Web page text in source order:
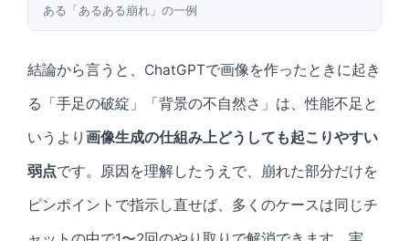
ある「あるある崩れ」の一例
結論から言うと、ChatGPTで画像を作ったときに起き
る「手足の破綻」「背景の不自然さ」は、性能不足と
いうより 画像生成の仕組み上どうしても起こりやすい
弱点です。原因を理解したうえで、崩れた部分だけを
ピンポイントで指示し直せば、多くのケースは同じチ